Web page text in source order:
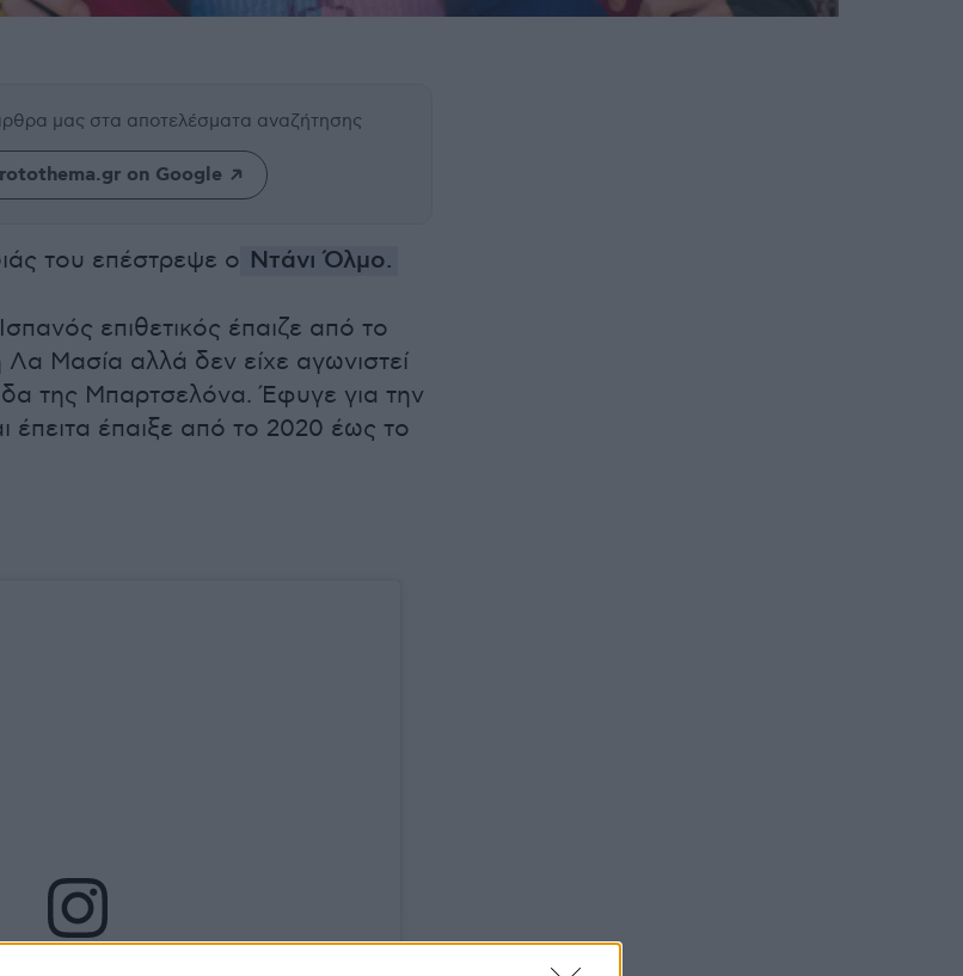
μας στα αποτελέσματα αναζήτησης
on Google
του επέστρεψε ο Ντάνι Όλμο.
επιθετικός έπαιζε από το
Μασία αλλά δεν είχε αγωνιστεί
της Μπαρτσελόνα. Έφυγε για την
έπειτα έπαιξε από το 2020 έως το